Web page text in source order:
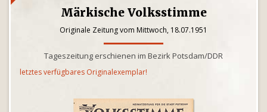
Märkische Volksstimme
Originale Zeitung vom Mittwoch, 18.07.1951
Tageszeitung erschienen im Bezirk Potsdam/DDR
letztes verfügbares Originalexemplar!